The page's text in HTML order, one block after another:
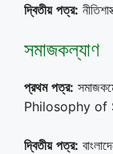
দ্বিতীয় পত্র:
সমাজকল্যাণ
প্রথম পত্র:
Philosophy of
দ্বিতীয় পত্র: